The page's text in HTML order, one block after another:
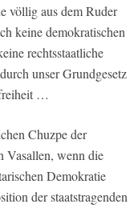
völlig aus dem Ruder
keine demokratischen
rechtsstaatliche
unser Grundgesetz
…
Chuzpe der
Vasallen, wenn die
Demokratie
der staatstragenden